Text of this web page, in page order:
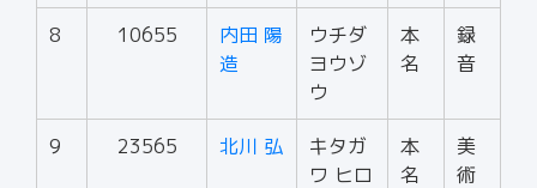
8 10655
内田 陽
造
ウチダ
ヨウゾ
ウ
本
名
録
音
9 23565 北川 弘
キタガ
ワ ヒロ
本
名
美
術